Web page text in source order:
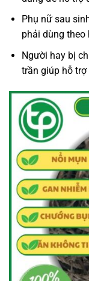
Phụ nữ sau
phải dùng theo
Người hay bị
trần giúp hỗ